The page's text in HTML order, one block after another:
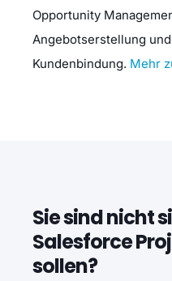
Opportunity
Angebotserstellung
Kundenbindung. Mehr
Sie sind nicht
Salesforce
sollen?